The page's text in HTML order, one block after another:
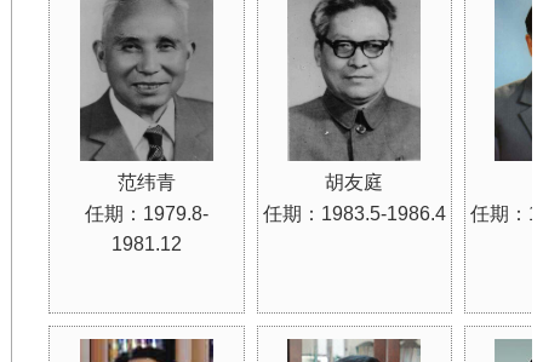
范纬青
任期：1979.8-
1981.12
胡友庭
任期：1983.5-1986.4
任期：